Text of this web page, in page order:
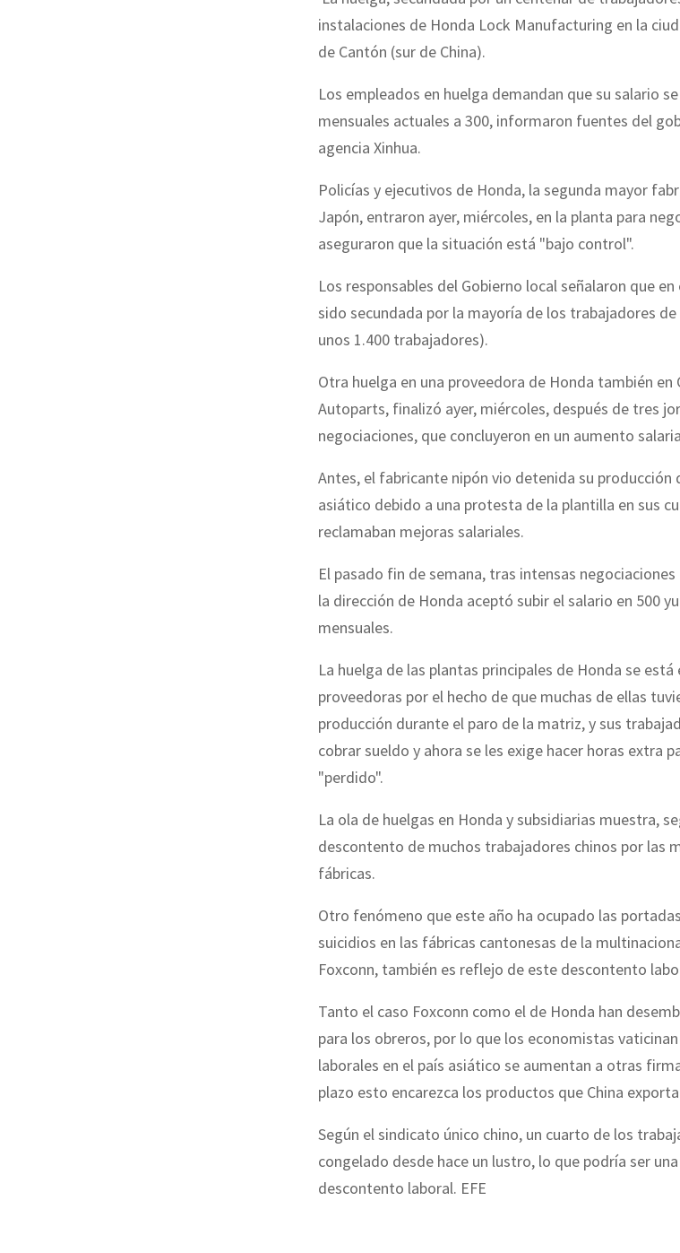
instalaciones de Honda Lock Manufacturing en la
de Cantón (sur de China).
Los empleados en huelga demandan que su salario
mensuales actuales a 300, informaron fuentes del
agencia Xinhua.
Policías y ejecutivos de Honda, la segunda mayor
Japón, entraron ayer, miércoles, en la planta para
aseguraron que la situación está "bajo control".
Los responsables del Gobierno local señalaron que
sido secundada por la mayoría de los trabajadores
unos 1.400 trabajadores).
Otra huelga en una proveedora de Honda también en
Autoparts, finalizó ayer, miércoles, después de tres
negociaciones, que concluyeron en un aumento
Antes, el fabricante nipón vio detenida su producción
asiático debido a una protesta de la plantilla en sus
reclamaban mejoras salariales.
El pasado fin de semana, tras intensas
la dirección de Honda aceptó subir el salario en 500
mensuales.
La huelga de las plantas principales de Honda se
proveedoras por el hecho de que muchas de ellas
producción durante el paro de la matriz, y sus
cobrar sueldo y ahora se les exige hacer horas extra
"perdido".
La ola de huelgas en Honda y subsidiarias muestra,
descontento de muchos trabajadores chinos por las
fábricas.
Otro fenómeno que este año ha ocupado las
suicidios en las fábricas cantonesas de la
Foxconn, también es reflejo de este descontento
Tanto el caso Foxconn como el de Honda han
para los obreros, por lo que los economistas
laborales en el país asiático se aumentan a otras
plazo esto encarezca los productos que China
Según el sindicato único chino, un cuarto de los
congelado desde hace un lustro, lo que podría ser
descontento laboral. EFE